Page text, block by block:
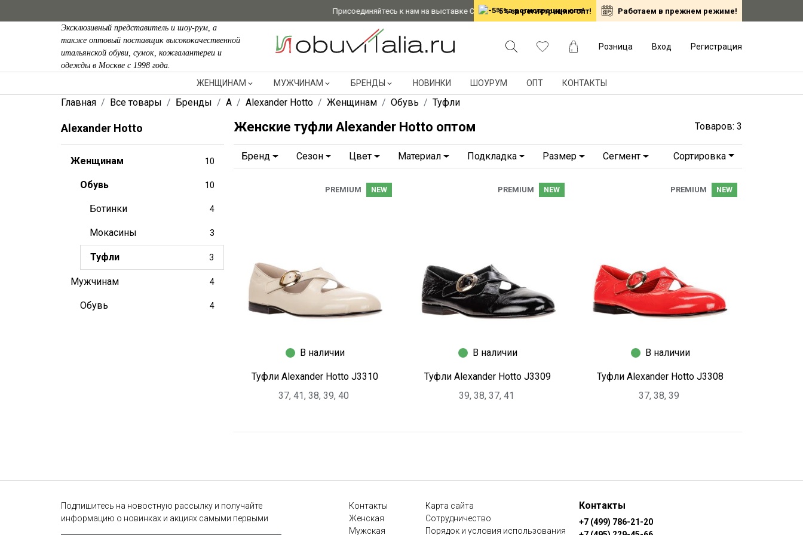
Присоединяйтесь к нам на выставке CPM в Москве с 26 по 29 августа! SHAFT - роскошный итальянский деним, THE JACK
-5% за регистрацию опт!
Работаем в прежнем режиме!
Эксклюзивный представитель и шоу-рум, а
также оптовый поставщик высококачественной
итальянской обуви, сумок, кожгалантереи и
одежды в Москве с 1998 года.
Розница Вход Регистрация
ЖЕНЩИНАМ МУЖЧИНАМ БРЕНДЫ НОВИНКИ ШОУРУМ ОПТ КОНТАКТЫ
Главная Все товары Бренды A Alexander Hotto Женщинам Обувь Туфли
Alexander Hotto
Женщинам 10
Обувь 10
Ботинки 4
Мокасины 3
Туфли 3
Мужчинам 4
Обувь 4
Товаров: 3
Женские туфли Alexander Hotto оптом
Бренд Сезон Цвет Материал Подкладка Размер Сегмент Сортировка
NEW
PREMIUM
В наличии
Туфли Alexander Hotto J3310
37, 41, 38, 39, 40
NEW
PREMIUM
В наличии
Туфли Alexander Hotto J3309
39, 38, 37, 41
NEW
PREMIUM
В наличии
Туфли Alexander Hotto J3308
37, 38, 39
Подпишитесь на новостную рассылку и получайте
информацию о новинках и акциях самыми первыми
Контакты
Женская
Мужская
Карта сайта
Сотрудничество
Порядок и условия использования
Контакты
+7 (499) 786-21-20